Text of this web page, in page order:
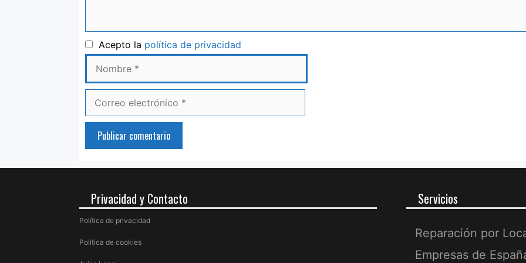
Acepto la política de privacidadNombre
electrónico
Privacidad y Contacto
Política de privacidad
Política de cookies
Servicios
Reparación por
Empresas de